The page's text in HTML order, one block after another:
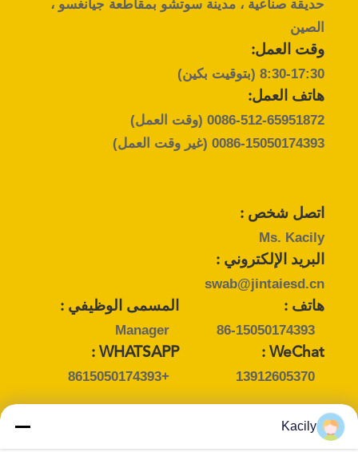
الحالات
اطلب
عرض
أسعار
الموقع
PRIVACY
POLICY
حديقة صناعية ، مدينة سوتشو بمقاطعة جيانغسو ،
الصين
وقت العمل:
8:30-17:30 (بتوقيت بكين)
هاتف العمل:
0086-512-65951872(وقت العمل)
0086-15050174393(غير وقت العمل)
اتصل شخص :
Ms. Kacily
البريد الإلكتروني :
swab@jintaiesd.cn
المسمى الوظيفي :
Manager
هاتف :
86-15050174393
WHATSAPP :
+8615050174393
WeChat :
13912605370
اتصل شخص :
Kacily